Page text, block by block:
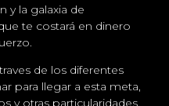
y la galaxia de
te costará en dinero
de los diferentes
para llegar a esta meta,
y otras particularidades.